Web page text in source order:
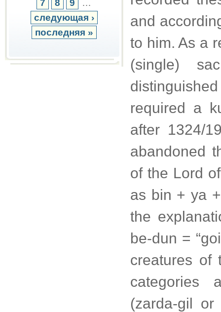
7 8 9
…
следующая ›
последняя »
and
to him. As a
(single)
required a
after 1324/
abandoned
of the Lord
as bin + ya
the
be-dun =
creatures of
categories
(zarda-gil